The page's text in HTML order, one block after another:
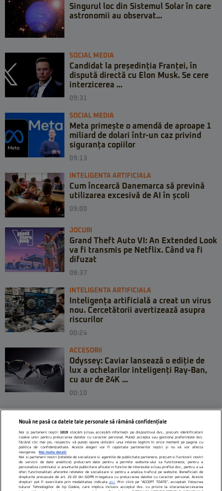
Singurul loc din Sistemul Solar în care
astronomii au observat...
SOCIAL MEDIA
Candidat la președinția Franței, în
dispută directă cu Elon Musk. Se cere
interzicerea ...
09:31
SOCIAL MEDIA
Meta primește o amendă de aproape 1
miliard de dolari într-un caz privind
siguranța copiilor
09:13
INTELIGENTA ARTIFICIALA
Cum încearcă Danemarca să prevină
utilizarea excesivă de AI în școli
09:00
JOCURI
Grand Theft Auto VI: An Extended Look
va fi transmis pe Netflix. Când va fi
difuzat
08:37
INTELIGENTA ARTIFICIALA
Inteligența artificială a creat un virus
nou. Cercetătorii avertizează asupra
riscurilor
00:24
ACCESORII
Odyssey: Caviar lansează o ediție de
lux a ochelarilor inteligenți Ray-Ban,
cu aur de 24K ...
00:10
Nouă ne pasă ca datele tale personale să rămână confidențiale
Noi și partenerii noștri1019 stocăm și/sau accesăm informații pe dispozitivul dvs., precum identificatorii
cookie unici pentru prelucrarea datelor cu caracter personal. Puteți accepta sau gestiona preferințele dvs.
făcând clic mai jos, respectiv vă puteți opune utilizării unui interes legitim în orice moment pe pagina cu
politica de confidențialitate. Aceste alegeri vor fi raportate partenerilor noștri și nu vă vor afecta
navigarea.
Mai multe detalii
Noi si partenerii nostri (retelele de socializare si agentiile de publicitate partenere, precum si furnizorii nostri
de servicii de date analitice) prelucram date pentru a permite website-ului sa functioneze, pentru a
personaliza continutul si anunturile publicitare afisate in functie de interesele si/sau profilul dvs., pentru a va
oferi functionalitati aferente retelelor de socializare si pentru a analiza traficul pe website. Beneficiati de
drepturile prevazute de art. 15-22 din GDPR in legatura cu prelucrarea datelor cu caracter personal. Aceste
drepturi pot fi exercitate prin modalitatea indicata aici. Prin click pe “ACCEPT TOATE”, acceptati folosirea
tuturor Tehnologiilor de tip Cookie, care implica inclusiv acceptul dvs. cu privire la stocarea/accesarea